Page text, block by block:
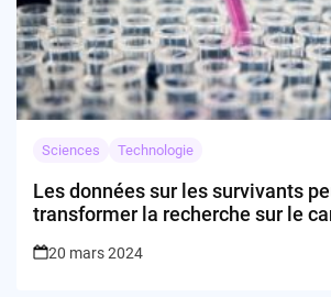
Sciences Technologie
Les données sur les survivants
transformer la recherche sur le
20 mars 2024